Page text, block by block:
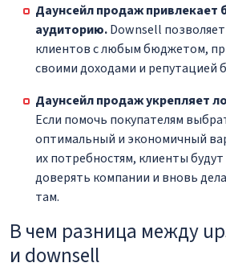
Даунсейл продаж привлекает
аудиторию.Downsell
клиентов с любым бюджетом,
своими доходами и репутацией
Даунсейл продаж укрепляет
Если помочь покупателям
оптимальный и экономичный
их потребностям, клиенты
доверять компании и вновь
там.
В чем разница между
и downsell